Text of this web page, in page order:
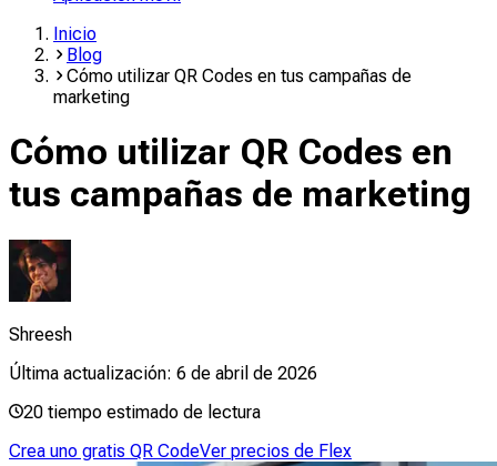
Inicio
Blog
Cómo utilizar QR Codes en tus campañas de
marketing
Cómo utilizar QR Codes en
tus campañas de marketing
Shreesh
Última actualización: 6 de abril de 2026
20 tiempo estimado de lectura
Crea uno gratis QR CodeVer precios de Flex